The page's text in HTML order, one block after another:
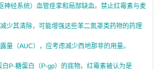
神经系统）血管痉挛和局部缺血。禁止红霉素与麦
少其清除，可能增强这些苯二氮䓬类药物的药理
量（AUC），应考虑减少西地那非的用量。
P-糖蛋白（P-gp）的底物。红霉素被认为是